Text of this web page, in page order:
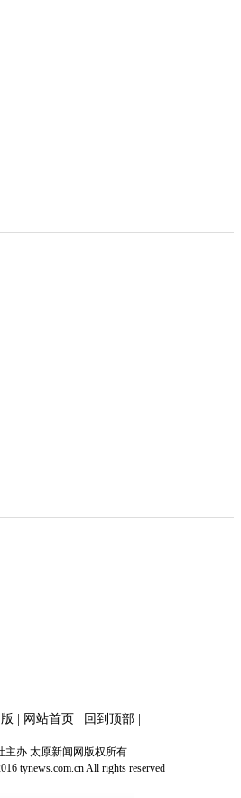
| 网站首页| 回到顶部|
主办 太原新闻网版权所有
tynews.com.cn All rights reserved